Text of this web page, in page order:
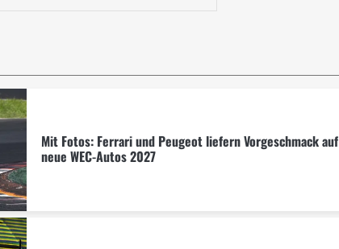
Mit Fotos: Ferrari und Peugeot liefern Vorgeschmack auf
neue WEC-Autos 2027